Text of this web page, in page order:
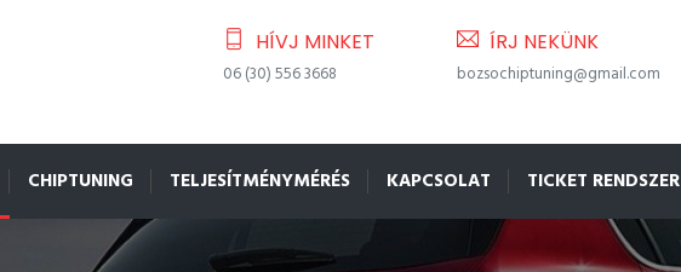
HÍVJ MINKET
06 (30) 556 3668
ÍRJ NEKÜNK
bozsochiptuning@gmail.com
CHIPTUNING TELJESÍTMÉNYMÉRÉS KAPCSOLAT TICKET RENDSZER